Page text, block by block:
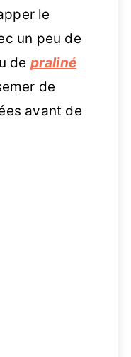
le
un peu de
de praliné
de
avant de